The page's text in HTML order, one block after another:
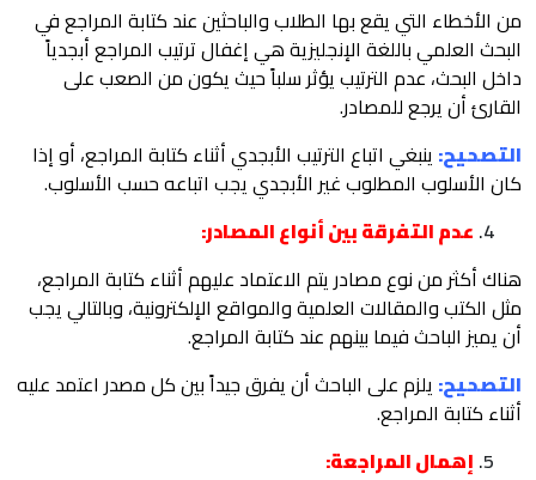
من الأخطاء التي يقع بها الطلاب والباحثين عند كتابة المراجع في
البحث العلمي باللغة الإنجليزية هي إغفال ترتيب المراجع أبجدياً
داخل البحث، عدم الترتيب يؤثر سلباً حيث يكون من الصعب على
القارئ أن يرجع للمصادر.
التصحيح: ينبغي اتباع الترتيب الأبجدي أثناء كتابة المراجع، أو إذا
كان الأسلوب المطلوب غير الأبجدي يجب اتباعه حسب الأسلوب.
عدم التفرقة بين أنواع المصادر:
هناك أكثر من نوع مصادر يتم الاعتماد عليهم أثناء كتابة المراجع،
مثل الكتب والمقالات العلمية والمواقع الإلكترونية، وبالتالي يجب
أن يميز الباحث فيما بينهم عند كتابة المراجع.
التصحيح: يلزم على الباحث أن يفرق جيداً بين كل مصدر اعتمد عليه
أثناء كتابة المراجع.
إهمال المراجعة: